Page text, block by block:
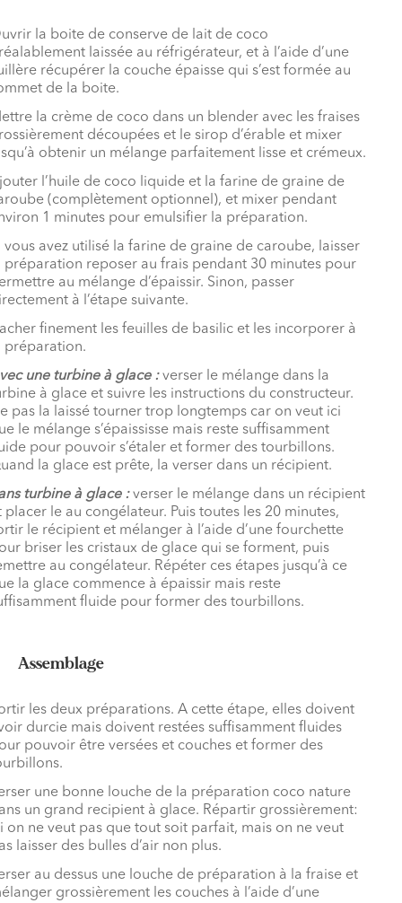
la boite de conserve de lait de coco
laissée au réfrigérateur, et à l’aide d’une
récupérer la couche épaisse qui s’est formée au
de la boite.
la crème de coco dans un blender avec les fraises
découpées et le sirop d’érable et mixer
obtenir un mélange parfaitement lisse et crémeux.
l’huile de coco liquide et la farine de graine de
(complètement optionnel), et mixer pendant
1 minutes pour emulsifier la préparation.
vous avez utilisé la farine de graine de caroube, laisser
préparation reposer au frais pendant 30 minutes pour
au mélange d’épaissir. Sinon, passer
à l’étape suivante.
finement les feuilles de basilic et les incorporer à
préparation.
une turbine à glace :verser le mélange dans la
à glace et suivre les instructions du constructeur.
pas la laissé tourner trop longtemps car on veut ici
le mélange s’épaississe mais reste suffisamment
pour pouvoir s’étaler et former des tourbillons.
la glace est prête, la verser dans un récipient.
turbine à glace : verser le mélange dans un récipient
placer le au congélateur. Puis toutes les 20 minutes,
le récipient et mélanger à l’aide d’une fourchette
briser les cristaux de glace qui se forment, puis
au congélateur. Répéter ces étapes jusqu’à ce
la glace commence à épaissir mais reste
fluide pour former des tourbillons.
Assemblage
les deux préparations. A cette étape, elles doivent
durcie mais doivent restées suffisamment fluides
pouvoir être versées et couches et former des
une bonne louche de la préparation coco nature
un grand recipient à glace. Répartir grossièrement:
on ne veut pas que tout soit parfait, mais on ne veut
laisser des bulles d’air non plus.
au dessus une louche de préparation à la fraise et
grossièrement les couches à l’aide d’une